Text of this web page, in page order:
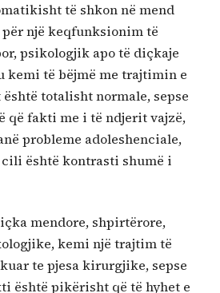
të shkon në mend
për një keqfunksionim të
psikologjik apo të diçkaje
kemi të bëjmë me trajtimin e
totalisht normale, sepse
që fakti me i të ndjerit vajzë,
probleme adoleshenciale,
është kontrasti shumë i
mendore, shpirtërore,
kemi një trajtim të
te pjesa kirurgjike, sepse
është pikërisht që të hyhet e